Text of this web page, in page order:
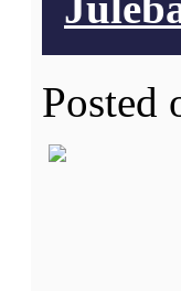
Posted